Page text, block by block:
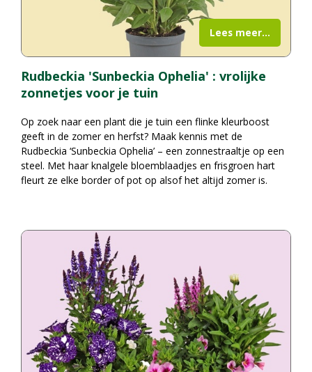
Rudbeckia 'Sunbeckia Ophelia' : vrolijke
zonnetjes voor je tuin
Op zoek naar een plant die je tuin een flinke kleurboost
geeft in de zomer en herfst? Maak kennis met de
Rudbeckia ‘Sunbeckia Ophelia’ – een zonnestraaltje op een
steel. Met haar knalgele bloemblaadjes en frisgroen hart
fleurt ze elke border of pot op alsof het altijd zomer is.
Lees meer...